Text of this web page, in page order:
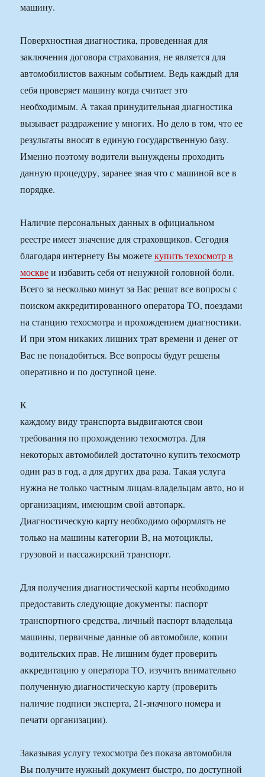
машину.
Поверхностная диагностика, проведенная для
заключения договора страхования, не является для
автомобилистов важным событием. Ведь каждый для
себя проверяет машину когда считает это
необходимым. А такая принудительная диагностика
вызывает раздражение у многих. Но дело в том, что ее
результаты вносят в единую государственную базу.
Именно поэтому водители вынуждены проходить
данную процедуру, заранее зная что с машиной все в
порядке.
Наличие персональных данных в официальном
реестре имеет значение для страховщиков. Сегодня
благодаря интернету Вы можетекупить техосмотр в
москвеи избавить себя от ненужной головной боли.
Всего за несколько минут за Вас решат все вопросы с
поиском аккредитированного оператора ТО, поездами
на станцию техосмотра и прохождением диагностики.
И при этом никаких лишних трат времени и денег от
Вас не понадобиться. Все вопросы будут решены
оперативно и по доступной цене.
К
каждому виду транспорта выдвигаются свои
требования по прохождению техосмотра. Для
некоторых автомобилей достаточно купить техосмотр
один раз в год, а для других два раза. Такая услуга
нужна не только частным лицам-владельцам авто, но и
организациям, имеющим свой автопарк.
Диагностическую карту необходимо оформлять не
только на машины категории В, на мотоциклы,
грузовой и пассажирский транспорт.
Для получения диагностической карты необходимо
предоставить следующие документы: паспорт
транспортного средства, личный паспорт владельца
машины, первичные данные об автомобиле, копии
водительских прав. Не лишним будет проверить
аккредитацию у оператора ТО, изучить внимательно
полученную диагностическую карту (проверить
наличие подписи эксперта, 21-значного номера и
печати организации).
Заказывая услугу техосмотра без показа автомобиля
Вы получите нужный документ быстро, по доступной